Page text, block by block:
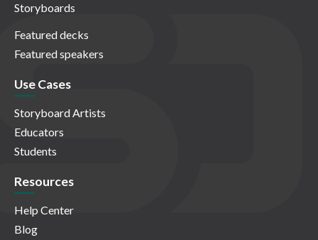
Storyboards
Featured decks
Featured speakers
Use Cases
Storyboard Artists
Educators
Students
Resources
Help Center
Blog